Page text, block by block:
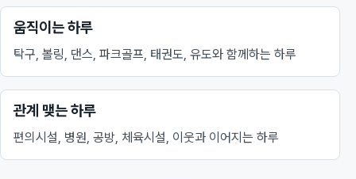
움직이는 하루
탁구, 볼링, 댄스, 파크골프, 태권도, 유도와 함께하는 하루
관계 맺는 하루
편의시설, 병원, 공방, 체육시설, 이웃과 이어지는 하루